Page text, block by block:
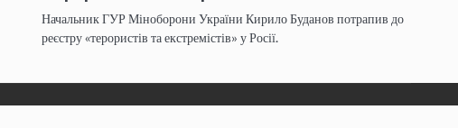
Начальник ГУР Міноборони України Кирило Буданов потрапив до
реєстру «терористів та екстремістів» у Росії.